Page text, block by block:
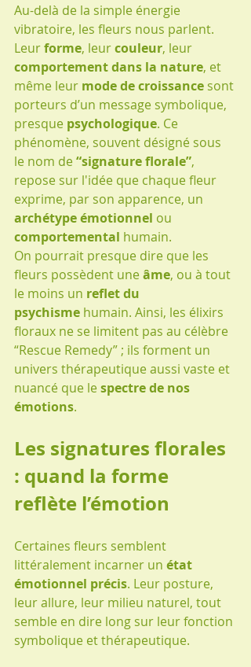
Au-delà de la simple énergie
vibratoire, les fleurs nous parlent.
Leur forme, leur couleur, leur
comportement dans la nature, et
même leur mode de croissance sont
porteurs d’un message symbolique,
presque psychologique. Ce
phénomène, souvent désigné sous
le nom de “signature florale”,
repose sur l'idée que chaque fleur
exprime, par son apparence, un
archétype émotionnel ou
comportemental humain.
On pourrait presque dire que les
fleurs possèdent une âme, ou à tout
le moins un reflet du
psychisme humain. Ainsi, les élixirs
floraux ne se limitent pas au célèbre
“Rescue Remedy” ; ils forment un
univers thérapeutique aussi vaste et
nuancé que le spectre de nos
émotions.
Les signatures florales
: quand la forme
reflète l’émotion
Certaines fleurs semblent
littéralement incarner un état
émotionnel précis. Leur posture,
leur allure, leur milieu naturel, tout
semble en dire long sur leur fonction
symbolique et thérapeutique.